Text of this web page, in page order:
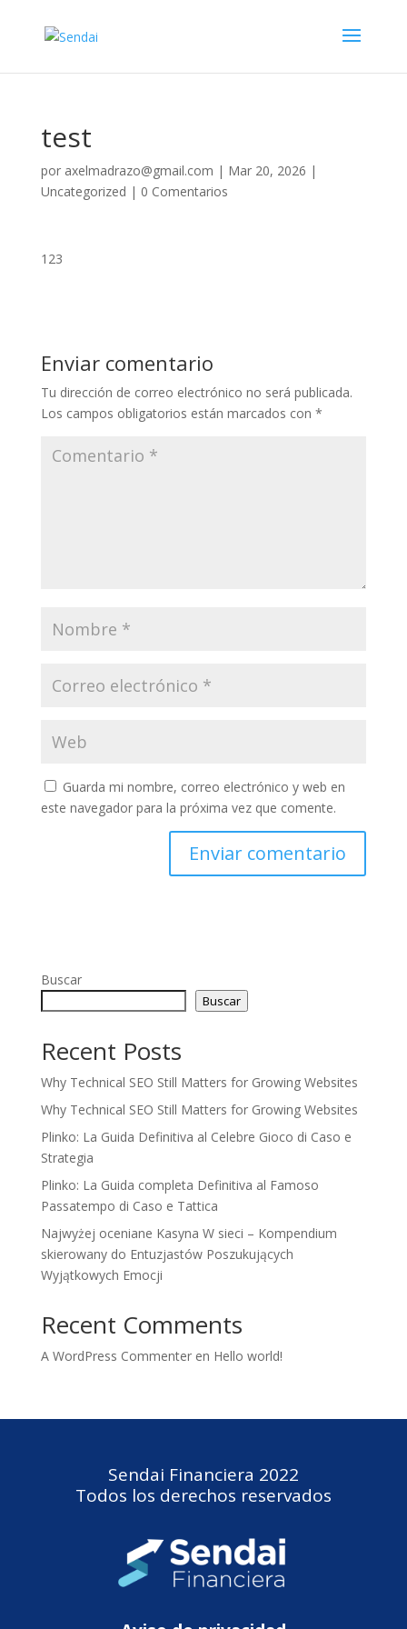
test
por axelmadrazo@gmail.com | Mar 20, 2026 |
Uncategorized | 0 Comentarios
123
Enviar comentario
Tu dirección de correo electrónico no será publicada.
Los campos obligatorios están marcados con *
Guarda mi nombre, correo electrónico y web en
este navegador para la próxima vez que comente.
Buscar
Buscar
Recent Posts
Why Technical SEO Still Matters for Growing Websites
Why Technical SEO Still Matters for Growing Websites
Plinko: La Guida Definitiva al Celebre Gioco di Caso e
Strategia
Plinko: La Guida completa Definitiva al Famoso
Passatempo di Caso e Tattica
Najwyżej oceniane Kasyna W sieci – Kompendium
skierowany do Entuzjastów Poszukujących
Wyjątkowych Emocji
Recent Comments
A WordPress Commenteren Hello world!
Sendai Financiera 2022
Todos los derechos reservados